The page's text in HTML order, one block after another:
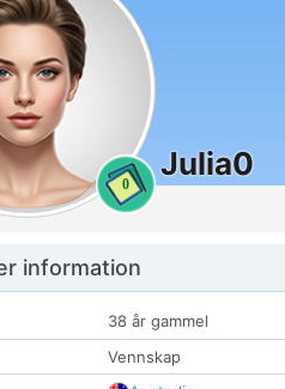
0
Julia0
information
38 år gammel
Vennskap